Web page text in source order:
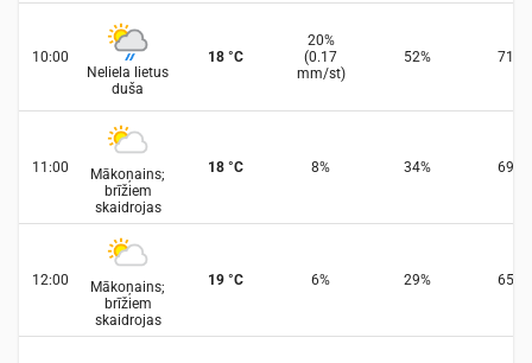
10:00
Neliela lietus
duša
18 °C
20%
(0.17
mm/st)
52% 71
11:00
Mākoņains;
brīžiem
skaidrojas
18 °C 8% 34% 69
12:00
Mākoņains;
brīžiem
skaidrojas
19 °C 6% 29% 65